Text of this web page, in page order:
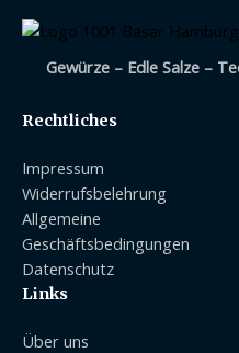
Gewürze – Edle Salze –
Rechtliches
Impressum
Widerrufsbelehrung
Allgemeine
Geschäftsbedingungen
Datenschutz
Links
Über uns